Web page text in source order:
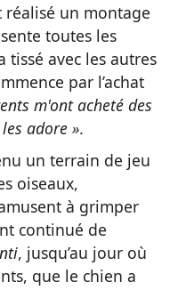
réalisé un montage
toutes les
tissé avec les autres
par l’achat
m'ont acheté des
adore ».
un terrain de jeu
oiseaux,
à grimper
continué de
, jusqu’au jour où
que le chien a